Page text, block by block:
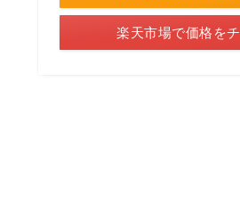
楽天市場で価格を